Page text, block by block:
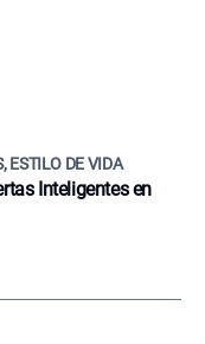
ESTILO DE VIDA
Inteligentes en